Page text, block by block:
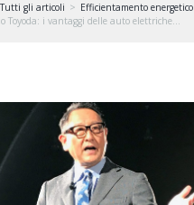
Tutti gli articoli
Efficientamento energetico
Toyoda: i vantaggi delle auto elettriche...